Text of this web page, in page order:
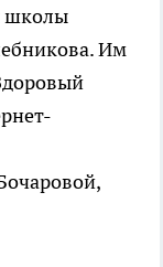
школы
Им